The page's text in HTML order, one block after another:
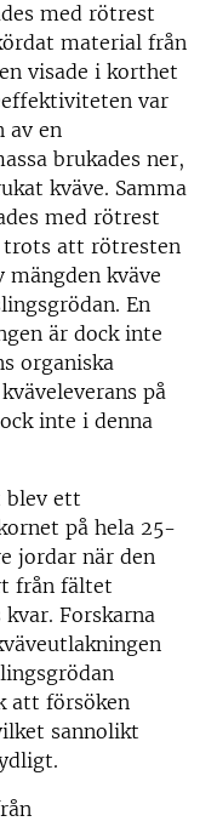
med rötrest
material från
visade i korthet
var
av en
brukades ner,
kväve. Samma
med rötrest
trots att rötresten
kväve
En
är dock inte
organiska
på
inte i denna
blev ett
på hela 25-
jordar när den
från fältet
Forskarna
att försöken
sannolikt